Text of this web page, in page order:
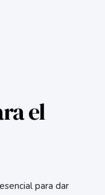
el
para dar